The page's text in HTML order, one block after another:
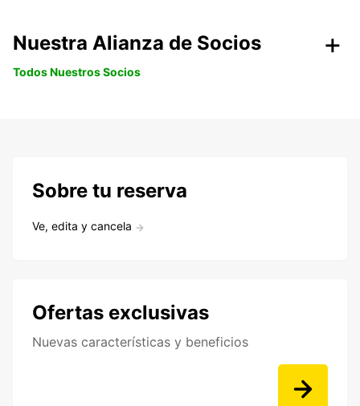
Nuestra Alianza de Socios
Todos Nuestros Socios
Sobre tu reserva
Ve, edita y cancela
Ofertas exclusivas
Nuevas características y beneficios